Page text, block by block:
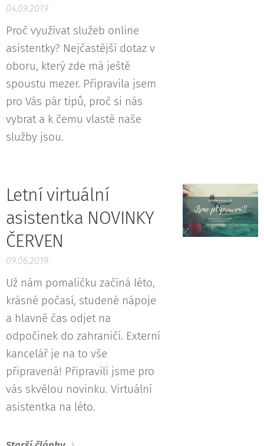
04.09.2019
Proč využívat služeb online
asistentky? Nejčastější dotaz v
oboru, který zde má ještě
spoustu mezer. Připravila jsem
pro Vás pár tipů, proč si nás
vybrat a k čemu vlastě naše
služby jsou.
Letní virtuální
asistentka NOVINKY
ČERVEN
09.06.2019
Už nám pomaličku začíná léto,
krásné počasí, studené nápoje
a hlavně čas odjet na
odpočinek do zahraničí. Externí
kancelář je na to vše
připravená! Připravili jsme pro
vás skvělou novinku. Virtuální
asistentka na léto.